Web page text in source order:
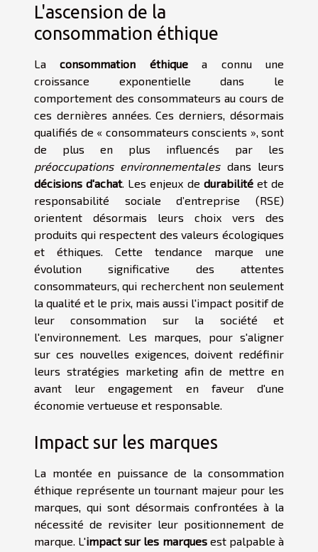
L'ascension de la
consommation éthique
Laconsommation éthiquea connu une
croissance exponentielle dans le
comportement des consommateurs au cours de
ces dernières années. Ces derniers, désormais
qualifiés de « consommateurs conscients », sont
de plus en plus influencés par les
préoccupations environnementalesdans leurs
décisions d'achat. Les enjeux de durabilitéet de
responsabilité sociale d’entreprise (RSE)
orientent désormais leurs choix vers des
produits qui respectent des valeurs écologiques
et éthiques. Cette tendance marque une
évolution significative des attentes
consommateurs, qui recherchent non seulement
la qualité et le prix, mais aussi l'impact positif de
leur consommation sur la société et
l'environnement. Les marques, pour s'aligner
sur ces nouvelles exigences, doivent redéfinir
leurs stratégies marketing afin de mettre en
avant leur engagement en faveur d'une
économie vertueuse et responsable.
Impact sur les marques
La montée en puissance de la consommation
éthique représente un tournant majeur pour les
marques, qui sont désormais confrontées à la
nécessité de revisiter leur positionnement de
marque. L'impact sur les marquesest palpable à